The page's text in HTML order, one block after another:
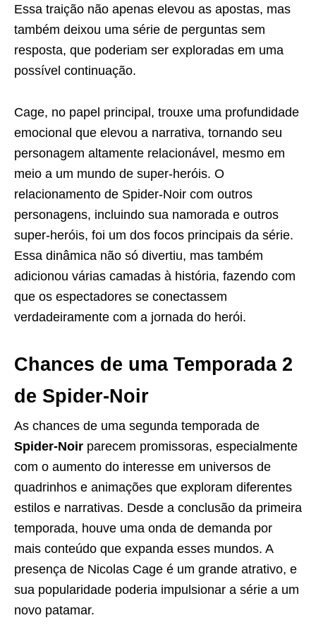
Essa traição não apenas elevou as apostas, mas
também deixou uma série de perguntas sem
resposta, que poderiam ser exploradas em uma
possível continuação.
Cage, no papel principal, trouxe uma profundidade
emocional que elevou a narrativa, tornando seu
personagem altamente relacionável, mesmo em
meio a um mundo de super-heróis. O
relacionamento de Spider-Noir com outros
personagens, incluindo sua namorada e outros
super-heróis, foi um dos focos principais da série.
Essa dinâmica não só divertiu, mas também
adicionou várias camadas à história, fazendo com
que os espectadores se conectassem
verdadeiramente com a jornada do herói.
Chances de uma Temporada 2
de Spider-Noir
As chances de uma segunda temporada de
Spider-Noir parecem promissoras, especialmente
com o aumento do interesse em universos de
quadrinhos e animações que exploram diferentes
estilos e narrativas. Desde a conclusão da primeira
temporada, houve uma onda de demanda por
mais conteúdo que expanda esses mundos. A
presença de Nicolas Cage é um grande atrativo, e
sua popularidade poderia impulsionar a série a um
novo patamar.